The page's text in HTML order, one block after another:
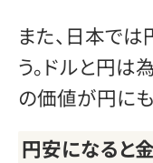
また、日本で
う。ドルと円は
の価値が円に
円安になると